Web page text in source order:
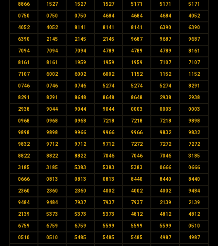
8866 1527 1527 1527 5171 5171 5171
0750 0750 0750 4684 4684 4684 4052
4052 4052 8141 8141 8141 6390 6390
6390 2145 2145 2145 9687 9687 9687
7094 7094 7094 4789 4789 4789 8161
8161 8161 1959 1959 1959 7107 7107
7107 6002 6002 6002 1152 1152 1152
0746 0746 0746 5274 5274 5274 8291
8291 8291 8648 8648 8648 2938 2938
2938 9044 9044 9044 0003 0003 0003
0968 0968 0968 7218 7218 7218 9898
9898 9898 9966 9966 9966 9832 9832
9832 9712 9712 9712 7272 7272 7272
8822 8822 8822 7046 7046 7046 3185
3185 3185 5383 5383 5383 0666 0666
0666 0813 0813 0813 8440 8440 8440
2360 2360 2360 4002 4002 4002 9484
9484 9484 7937 7937 7937 2139 2139
2139 5373 5373 5373 4812 4812 4812
6759 6759 6759 5599 5599 5599 0510
0510 0510 5485 5485 5485 4987 4987